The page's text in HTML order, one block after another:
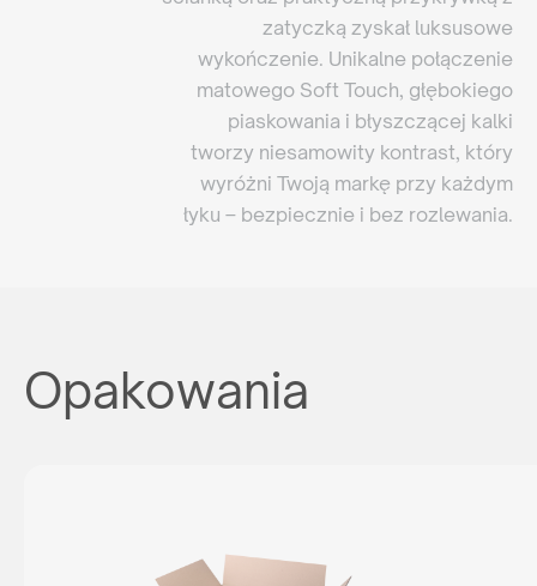
zatyczką zyskał luksusowe
wykończenie. Unikalne połączenie
matowego Soft Touch, głębokiego
piaskowania i błyszczącej kalki
tworzy niesamowity kontrast, który
wyróżni Twoją markę przy każdym
łyku – bezpiecznie i bez rozlewania.
Opakowania